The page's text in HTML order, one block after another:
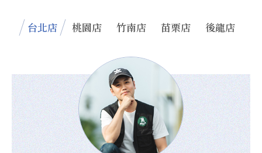
台北店 桃園店 竹南店 苗栗店 後龍店